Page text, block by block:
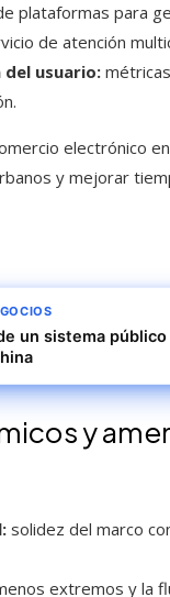
plataformas para
de atención
usuario:
electrónico
y mejorar
un sistema
y
solidez del marco
extremos y la